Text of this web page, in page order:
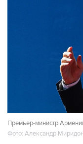
Премьер-министр
Фото: Александр